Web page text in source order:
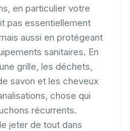
en particulier votre
pas essentiellement
aussi en protégeant
sanitaires. En
grille, les déchets,
savon et les cheveux
chose qui
récurrents.
jeter de tout dans